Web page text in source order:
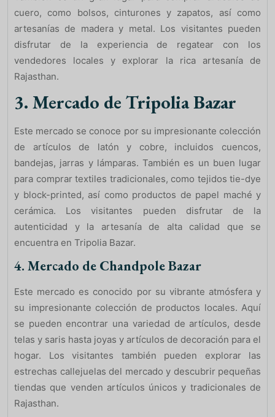
cuero, como bolsos, cinturones y zapatos, así como
artesanías de madera y metal. Los visitantes pueden
disfrutar de la experiencia de regatear con los
vendedores locales y explorar la rica artesanía de
Rajasthan.
3. Mercado de Tripolia Bazar
Este mercado se conoce por su impresionante colección
de artículos de latón y cobre, incluidos cuencos,
bandejas, jarras y lámparas. También es un buen lugar
para comprar textiles tradicionales, como tejidos tie-dye
y block-printed, así como productos de papel maché y
cerámica. Los visitantes pueden disfrutar de la
autenticidad y la artesanía de alta calidad que se
encuentra en Tripolia Bazar.
4. Mercado de Chandpole Bazar
Este mercado es conocido por su vibrante atmósfera y
su impresionante colección de productos locales. Aquí
se pueden encontrar una variedad de artículos, desde
telas y saris hasta joyas y artículos de decoración para el
hogar. Los visitantes también pueden explorar las
estrechas callejuelas del mercado y descubrir pequeñas
tiendas que venden artículos únicos y tradicionales de
Rajasthan.